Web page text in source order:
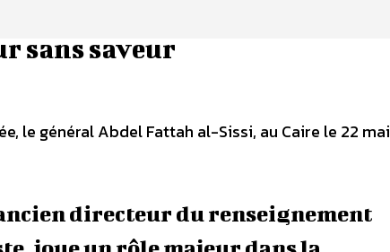
sans saveur
le général Abdel Fattah al-Sissi, au Caire le 22 mai
directeur du renseignement